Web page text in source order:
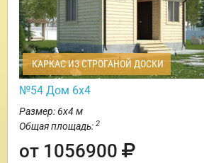
КАРКАС ИЗ СТРОГАНОЙ ДОСКИ
№54 Дом 6х4
Размер: 6х4 м
Общая площадь: 2
от 1056900